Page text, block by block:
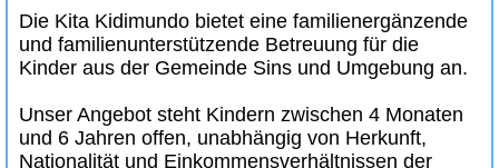
Die Kita Kidimundo bietet eine familienergänzende
und familienunterstützende Betreuung für die
Kinder aus der Gemeinde Sins und Umgebung an.
Unser Angebot steht Kindern zwischen 4 Monaten
und 6 Jahren offen, unabhängig von Herkunft,
Nationalität und Einkommensverhältnissen der